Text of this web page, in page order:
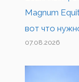
Magnum
вот что
07.08.2026